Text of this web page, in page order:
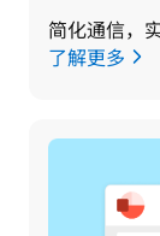
简化通信，
了解更多